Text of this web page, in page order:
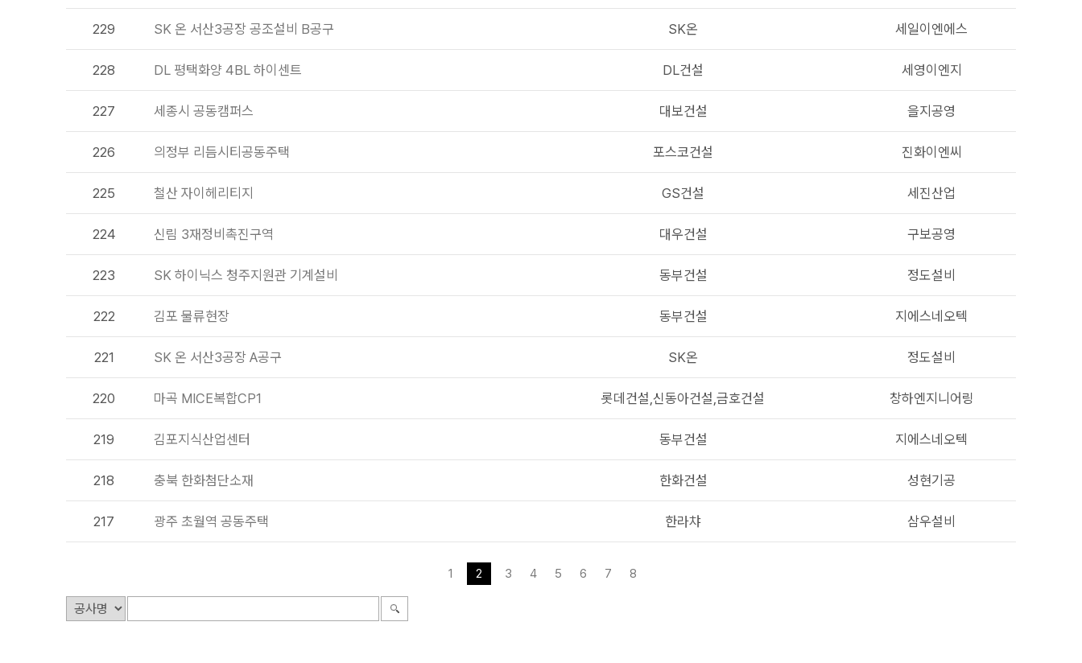
229 SK 온 서산3공장 공조설비 B공구 SK온 세일이엔에스
228 DL 평택화양 4BL 하이센트 DL건설 세영이엔지
227 세종시 공동캠퍼스 대보건설 을지공영
226 의정부 리듬시티공동주택 포스코건설 진화이엔씨
225 철산 자이헤리티지 GS건설 세진산업
224 신림 3재정비촉진구역 대우건설 구보공영
223 SK 하이닉스 청주지원관 기계설비 동부건설 정도설비
222 김포 물류현장 동부건설 지에스네오텍
221 SK 온 서산3공장 A공구 SK온 정도설비
220 마곡 MICE복합CP1 롯데건설,신동아건설,금호건설 창하엔지니어링
219 김포지식산업센터 동부건설 지에스네오텍
218 충북 한화첨단소재 한화건설 성현기공
217 광주 초월역 공동주택 한라챠 삼우설비
1 2 3 4 5 6 7 8